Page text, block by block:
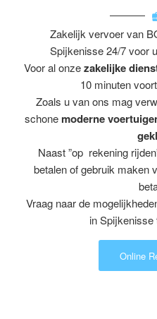
Zakelijk vervoer van
Spijkenisse 24/7 voor
Voor al onzezakelijke
10 minuten
Zoals u van ons mag
schone moderne
Naast ”op rekening
betalen of gebruik maken
Vraag naar de
in Spijkenisse
Online